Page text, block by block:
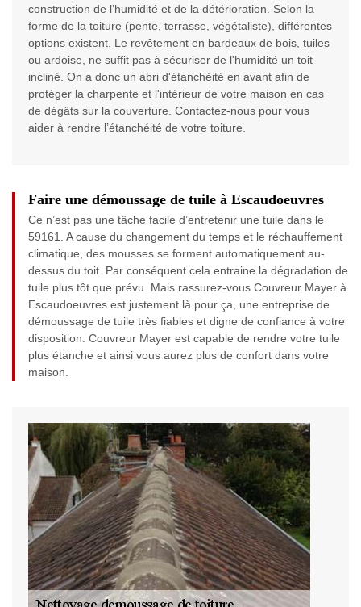
construction de l’humidité et de la détérioration. Selon la
forme de la toiture (pente, terrasse, végétaliste), différentes
options existent. Le revêtement en bardeaux de bois, tuiles
ou ardoise, ne suffit pas à sécuriser de l'humidité un toit
incliné. On a donc un abri d'étanchéité en avant afin de
protéger la charpente et l'intérieur de votre maison en cas
de dégâts sur la couverture. Contactez-nous pour vous
aider à rendre l’étanchéité de votre toiture.
Faire une démoussage de tuile à Escaudoeuvres
Ce n’est pas une tâche facile d’entretenir une tuile dans le
59161. A cause du changement du temps et le réchauffement
climatique, des mousses se forment automatiquement au-
dessus du toit. Par conséquent cela entraine la dégradation de
tuile plus tôt que prévu. Mais rassurez-vous Couvreur Mayer à
Escaudoeuvres est justement là pour ça, une entreprise de
démoussage de tuile très fiables et digne de confiance à votre
disposition. Couvreur Mayer est capable de rendre votre tuile
plus étanche et ainsi vous aurez plus de confort dans votre
maison.